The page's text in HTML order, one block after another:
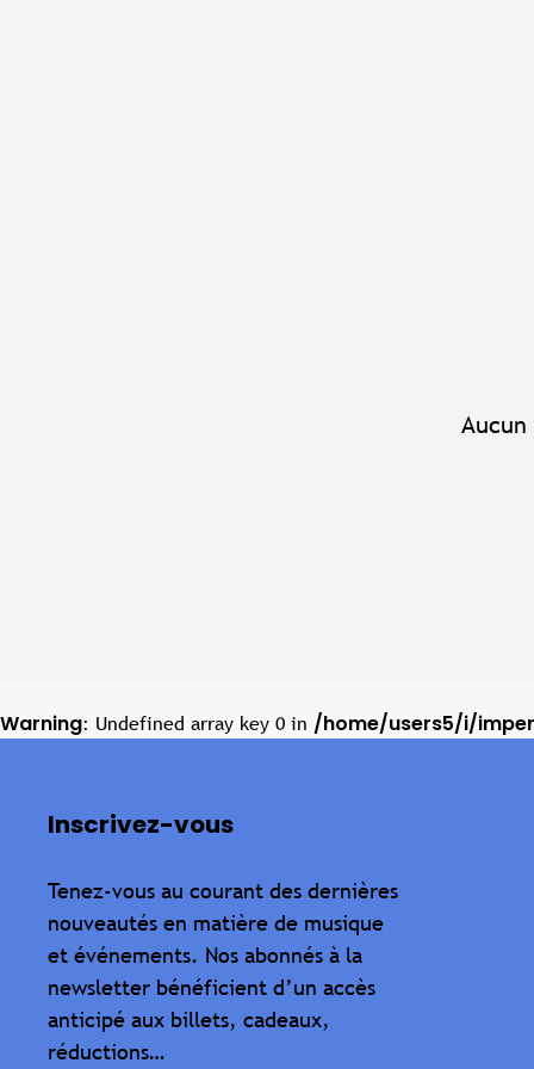
Warning: Undefined array key 0 in /home/users5/i/
Inscrivez-vous
Tenez-vous au courant des dernières
nouveautés en matière de musique
et événements. Nos abonnés à la
newsletter bénéficient d’un accès
anticipé aux billets, cadeaux,
réductions…